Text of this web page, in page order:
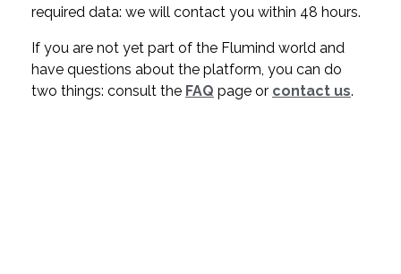
required data: we will contact you within 48 hours.
If you are not yet part of the Flumind world and
have questions about the platform, you can do
two things: consult the FAQ page or contact us.